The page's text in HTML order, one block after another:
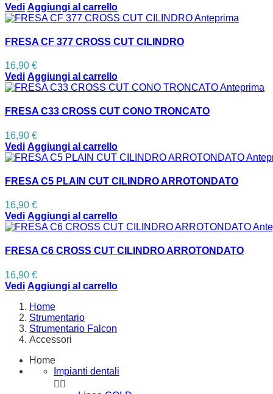
Vedi Aggiungi al carrello
Anteprima
FRESA CF 377 CROSS CUT CILINDRO
16,90 €
Vedi Aggiungi al carrello
Anteprima
FRESA C33 CROSS CUT CONO TRONCATO
16,90 €
Vedi Aggiungi al carrello
FRESA C5 PLAIN CUT CILINDRO ARROTONDATO
16,90 €
Vedi Aggiungi al carrello
FRESA C6 CROSS CUT CILINDRO ARROTONDATO
16,90 €
Vedi Aggiungi al carrello
Home
Strumentario
Strumentario Falcon
Accessori
Home
Impianti dentali
 